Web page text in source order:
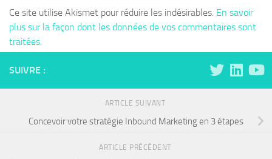
Ce site utilise Akismet pour réduire les indésirables. En savoir
plus sur la façon dont les données de vos commentaires sont
traitées.
SUIVRE :
ARTICLE SUIVANT
Concevoir votre stratégie Inbound Marketing en 3 étapes
ARTICLE PRÉCÉDENT